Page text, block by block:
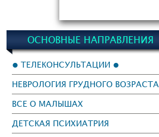
ОСНОВНЫЕ НАПРАВЛЕНИЯ
● ТЕЛЕКОНСУЛЬТАЦИИ ●
НЕВРОЛОГИЯ ГРУДНОГО ВОЗРАСТА
ВСЕ О МАЛЫШАХ
ДЕТСКАЯ ПСИХИАТРИЯ